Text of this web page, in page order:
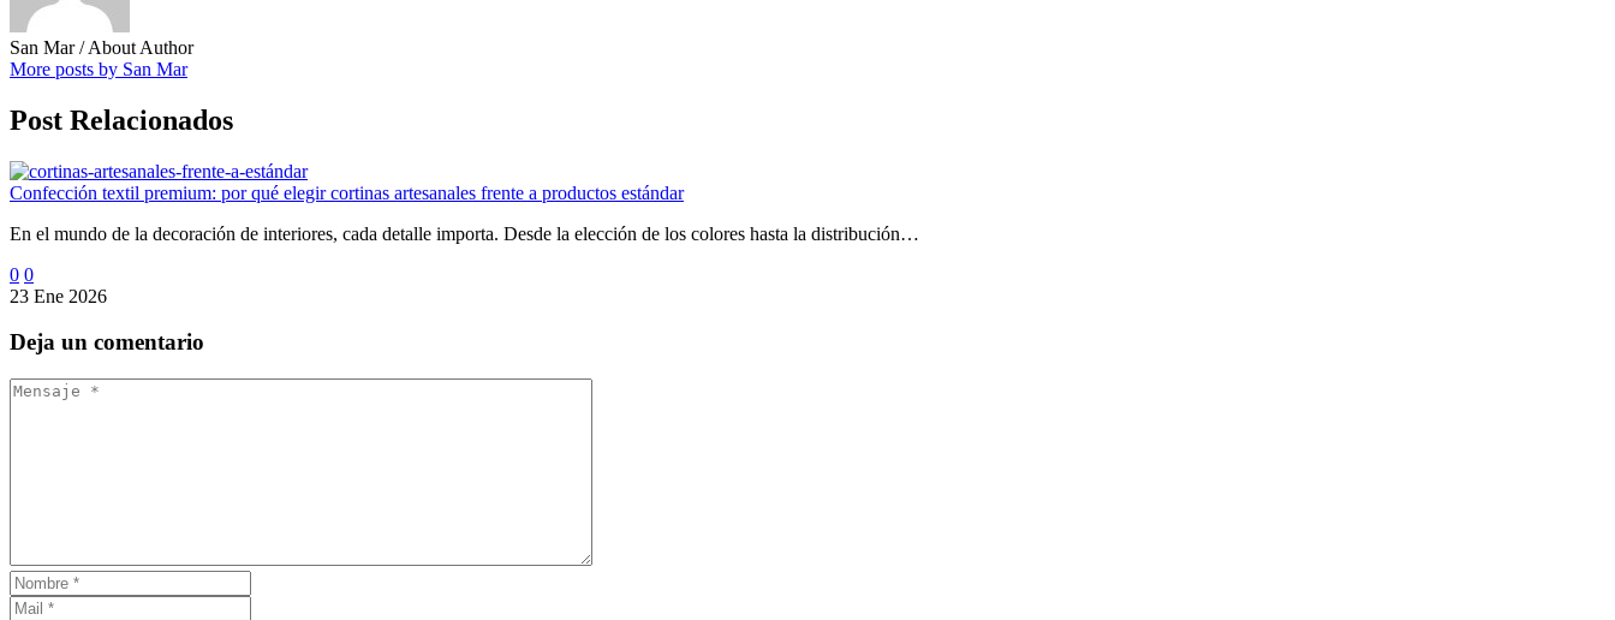
San Mar/ About Author
More posts by San Mar
Post Relacionados
Confección textil premium: por qué elegir cortinas artesanales frente a productos estándar
En el mundo de la decoración de interiores, cada detalle importa. Desde la elección de los colores hasta la distribución…
0 0
23 Ene 2026
Deja un comentario